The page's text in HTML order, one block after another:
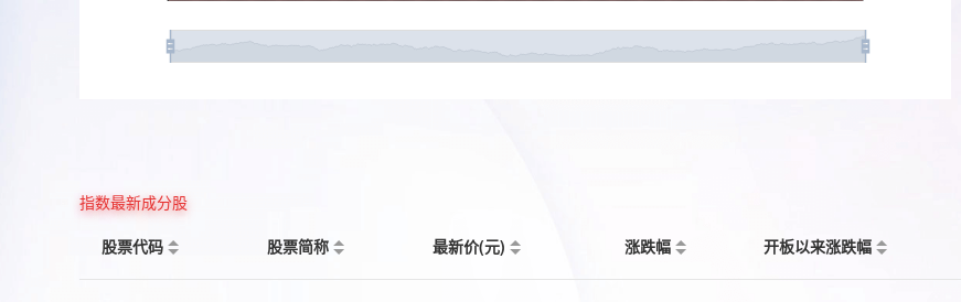
指数最新成分股
股票代码
股票简称 最新价(元) 涨跌幅 开板以来涨跌幅